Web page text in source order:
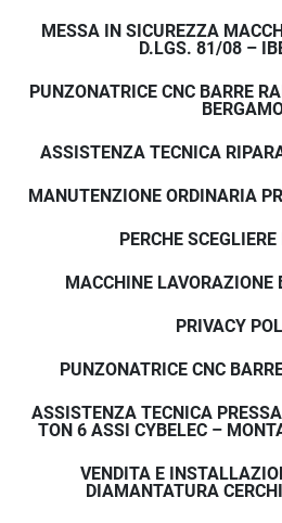
MESSA IN SICUREZZA
D.LGS. 81/08 –
PUNZONATRICE CNC BARRE
ASSISTENZA TECNICA
MANUTENZIONE ORDINARIA
PERCHE
MACCHINE LAVORAZIONE
PRIVACY
PUNZONATRICE CNC
ASSISTENZA TECNICA
TON 6 ASSI CYBELEC –
VENDITA E
DIAMANTATURA